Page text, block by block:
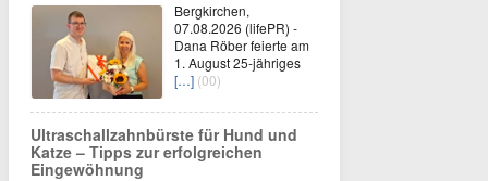
Bergkirchen,
07.08.2026 (lifePR) -
Dana Röber feierte am
1. August 25-jähriges
[…] (00)
Ultraschallzahnbürste für Hund und
Katze – Tipps zur erfolgreichen
Eingewöhnung